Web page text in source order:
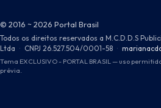
© 2016 ~ 2026 Portal Brasil
Todos os direitos reservados a M.C.D.D.S
Ltda · CNPJ 26.527.504/0001-58 ·
Tema EXCLUSIVO - PORTAL BRASIL — uso
prévia.